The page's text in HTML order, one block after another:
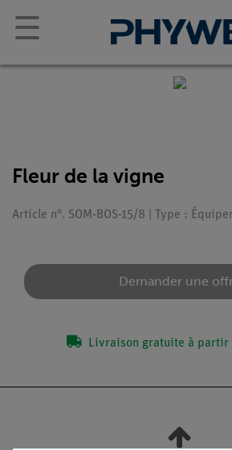
☰
Fleur de la vigne
Article n°. SOM-BOS-15/8 | Type :
Demander une
Livraison gratuite à